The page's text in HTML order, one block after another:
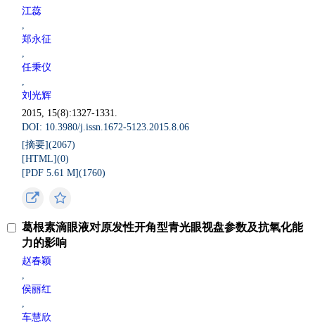
江蕊
,
郑永征
,
任秉仪
,
刘光辉
2015, 15(8):1327-1331.
DOI: 10.3980/j.issn.1672-5123.2015.8.06
[摘要](2067)
[HTML](0)
[PDF 5.61 M](1760)
葛根素滴眼液对原发性开角型青光眼视盘参数及抗氧化能
力的影响
赵春颖
,
侯丽红
,
车慧欣